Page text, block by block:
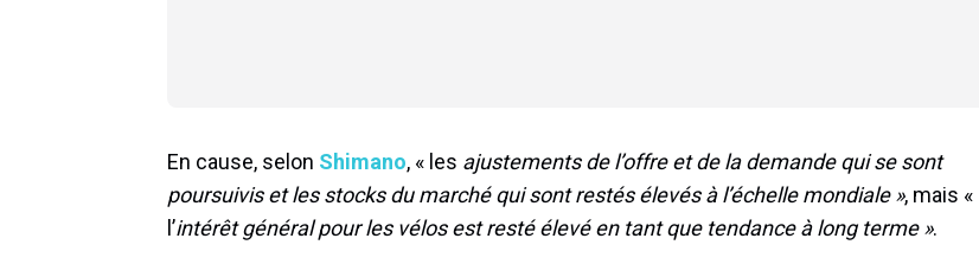
En cause, selon Shimano, « les ajustements de l’offre et de la demande qui se sont
poursuivis et les stocks du marché qui sont restés élevés à l’échelle mondiale », mais «
l’intérêt général pour les vélos est resté élevé en tant que tendance à long terme ».